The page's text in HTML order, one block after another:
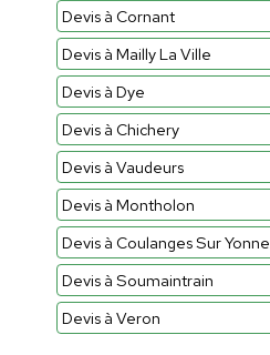
Devis à Cornant
Devis à Mailly La Ville
Devis à Dye
Devis à Chichery
Devis à Vaudeurs
Devis à Montholon
Devis à Coulanges Sur Yonne
Devis à Soumaintrain
Devis à Veron